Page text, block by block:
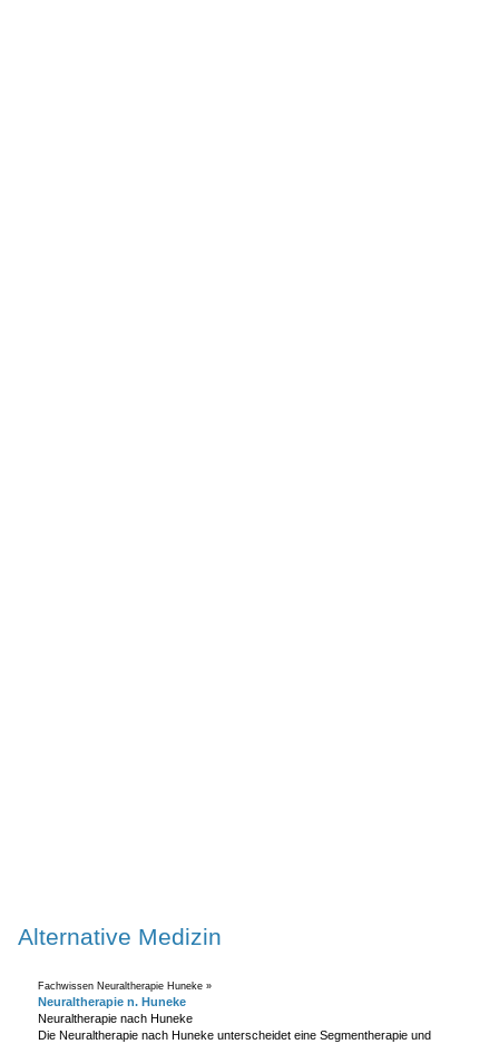
Alternative Medizin
Fachwissen Neuraltherapie Huneke »
Neuraltherapie n. Huneke
Neuraltherapie nach Huneke
Die Neuraltherapie nach Huneke unterscheidet eine Segmentherapie und